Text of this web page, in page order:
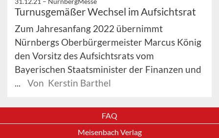
Turnusgemäßer Wechsel im Aufsichtsrat
Zum Jahresanfang 2022 übernimmt
Nürnbergs Oberbürgermeister Marcus König
den Vorsitz des Aufsichtsrats vom
Bayerischen Staatsminister der Finanzen und
Von Kerstin Barthel
FAQ
Meisenbach Verlag